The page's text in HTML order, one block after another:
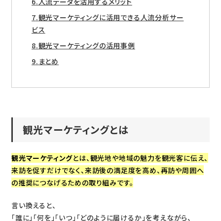
観光マーケティングに活用できる人流分析サー
ビス
観光マーケティングの活用事例
まとめ
観光マーケティングとは
観光マーケティングとは、観光地や地域の魅力を観光客に伝え、
来訪を促すだけでなく、来訪後の満足度を高め、再訪や周囲へ
の推奨につなげるための取り組みです。
言い換えると、
「誰に」「何を」「いつ」「どのように届けるか」を考えながら、